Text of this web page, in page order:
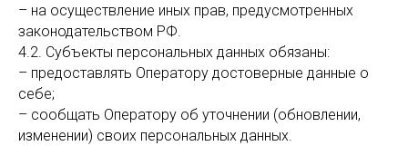
– на осуществление иных прав, предусмотренных
законодательством РФ.
4.2. Субъекты персональных данных обязаны:
– предоставлять Оператору достоверные данные о
себе;
– сообщать Оператору об уточнении (обновлении,
изменении) своих персональных данных.